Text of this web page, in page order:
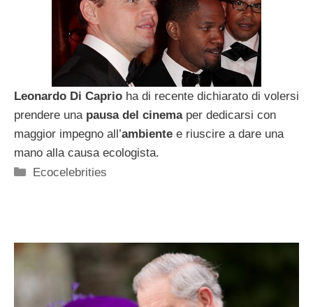
Leonardo Di Caprio ha di recente dichiarato di volersi
prendere una pausa del cinemaper dedicarsi con
maggior impegno all’ambiente e riuscire a dare una
mano alla causa ecologista.
Categorie
Ecocelebrities